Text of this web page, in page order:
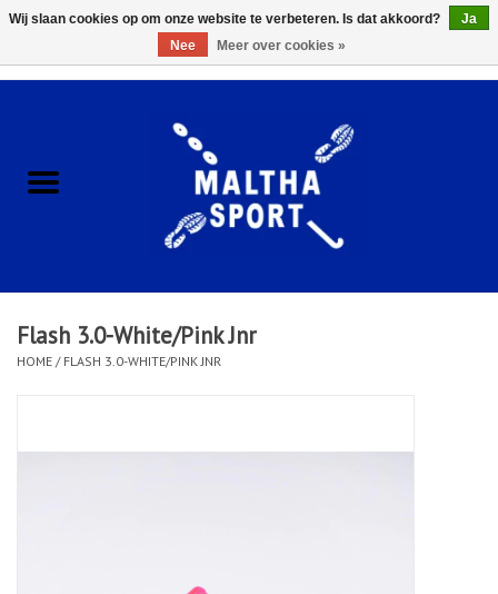
ACCESSOIRES/HARDWARE
KLEDING
CLUBSHOPS
Flash 3.0-White/Pink Jnr
HOME / FLASH 3.0-WHITE/PINK JNR
Wij slaan cookies op om onze website te verbeteren. Is dat akkoord?
Ja
Nee
Meer over cookies »